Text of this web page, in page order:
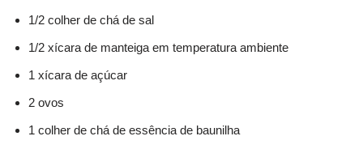
1/2 colher de chá de sal
1/2 xícara de manteiga em temperatura ambiente
1 xícara de açúcar
2 ovos
1 colher de chá de essência de baunilha